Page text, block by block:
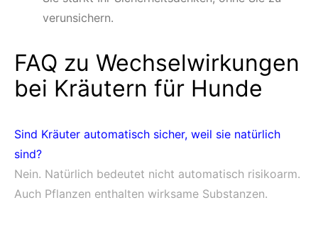
verunsichern.
FAQ zu Wechselwirkungen
bei Kräutern für Hunde
Sind Kräuter automatisch sicher, weil sie natürlich
sind?
Nein. Natürlich bedeutet nicht automatisch risikoarm.
Auch Pflanzen enthalten wirksame Substanzen.